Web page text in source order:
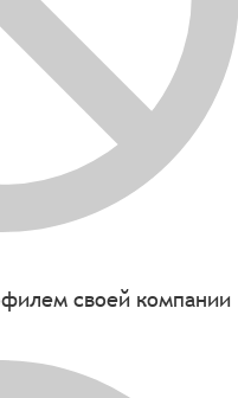
своей компании